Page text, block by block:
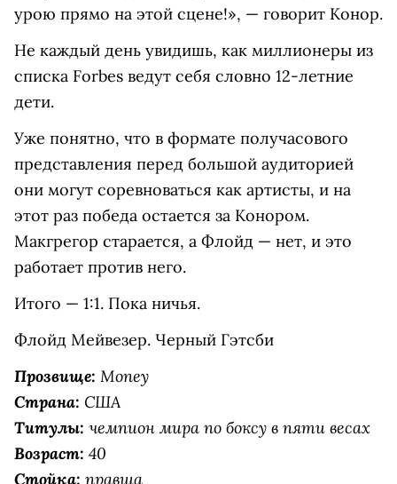
урою прямо на этой сцене!», — говорит Конор.
Не каждый день увидишь, как миллионеры из
списка Forbes ведут себя словно 12-летние
дети.
Уже понятно, что в формате получасового
представления перед большой аудиторией
они могут соревноваться как артисты, и на
этот раз победа остается за Конором.
Макгрегор старается, а Флойд — нет, и это
работает против него.
Итого — 1:1. Пока ничья.
Флойд Мейвезер. Черный Гэтсби
Прозвище: Money
Страна: США
Титулы: чемпион мира по боксу в пяти весах
Возраст: 40
Стойка: правша